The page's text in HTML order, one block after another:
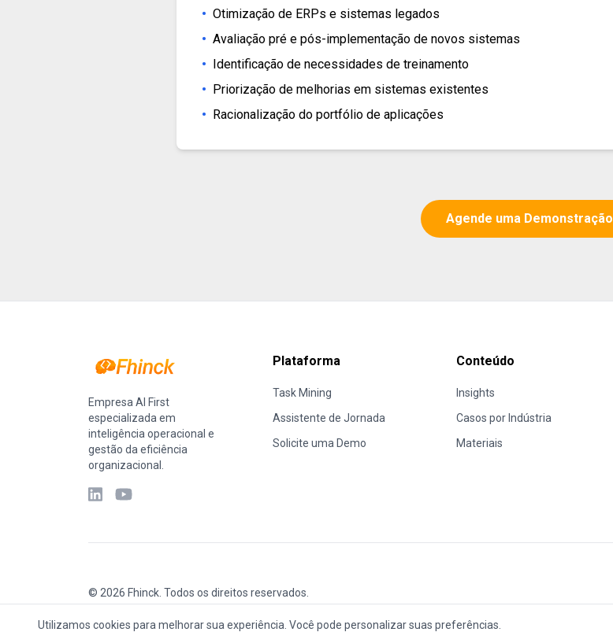
• Otimização de ERPs e sistemas legados
• Avaliação pré e pós-implementação de novos sistemas
• Identificação de necessidades de treinamento
• Priorização de melhorias em sistemas existentes
• Racionalização do portfólio de aplicações
Agende uma Demonstração
Empresa AI First
especializada em
inteligência operacional e
gestão da eficiência
organizacional.
Plataforma
Task Mining
Assistente de Jornada
Solicite uma Demo
Conteúdo
Insights
Casos por Indústria
Materiais
© 2026 Fhinck. Todos os direitos reservados.
Utilizamos cookies para melhorar sua experiência. Você pode personalizar suas preferências.